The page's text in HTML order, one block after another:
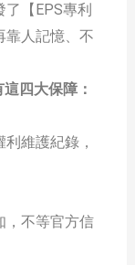
【EPS專利
靠人記憶、不
四大保障：
維護紀錄，
，不等官方信